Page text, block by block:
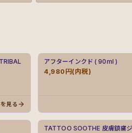
見る
アフターインクド ( 90ml )
4,980円(内税)
TATTOO SOOTHE 皮膚鎮痛